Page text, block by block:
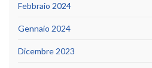
Febbraio 2024
Gennaio 2024
Dicembre 2023